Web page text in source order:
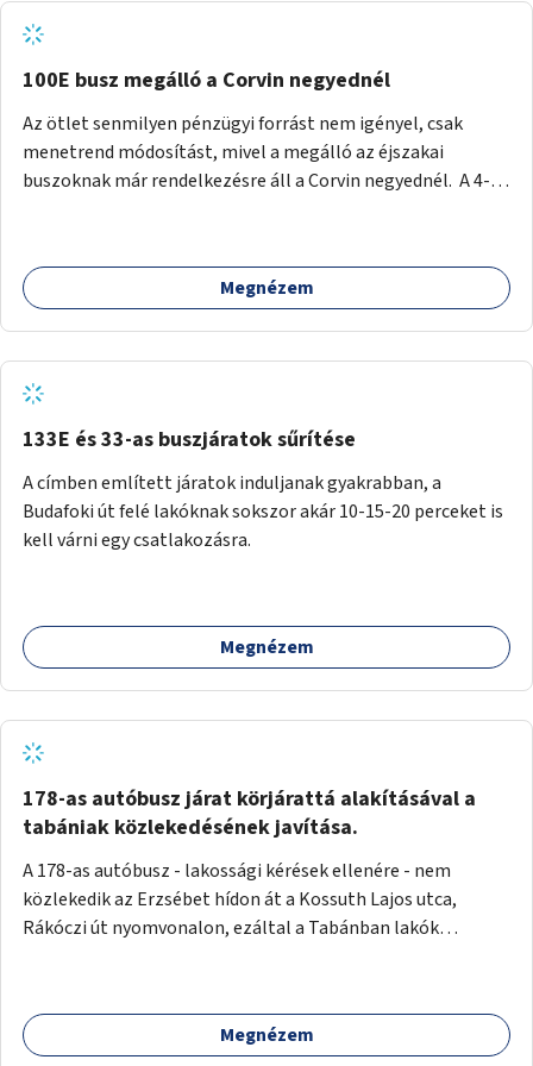
tud állni a megállóba. A környéken a tömegközlekedés
csúcsidőben már most is fullos, a Bosnyák téri beruházások
befejeztével hatványozódni fog az utazási igény.
100E busz megálló a Corvin negyednél
Az ötlet senmilyen pénzügyi forrást nem igényel, csak
menetrend módosítást, mivel a megálló az éjszakai
buszoknak már rendelkezésre áll a Corvin negyednél. A 4-es
ha a 100E reptéri busz a Corvin negyed metrómegállónál is
megállna - főleg éjjel, amikor a metró nem jár, és a 200E
nem hosszabbítaná meg sokkal, a 4-6 vonalán lakóknak
viszont a Kálvin tér-Corvin negyed utat megspórolva 10-15
perccel rövidítheti az utazási idejét.
Megnézem
133E és 33-as buszjáratok sűrítése
A címben említett járatok induljanak gyakrabban, a
Budafoki út felé lakóknak sokszor akár 10-15-20 perceket is
kell várni egy csatlakozásra.
Megnézem
178-as autóbusz járat körjárattá alakításával a
tabániak közlekedésének javítása.
A 178-as autóbusz - lakossági kérések ellenére - nem
közlekedik az Erzsébet hídon át a Kossuth Lajos utca,
Rákóczi út nyomvonalon, ezáltal a Tabánban lakók
járattal feljutni a Naphegyre, ahol iskola és óvoda is van a
körzetben élők számára. Megoldás lenne, ha a 178-as
Megnézem